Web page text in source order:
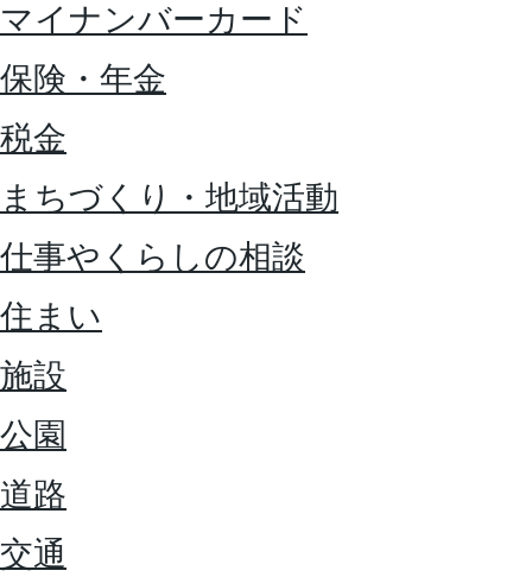
マイナンバーカード
保険・年金
税金
まちづくり・地域活動
仕事やくらしの相談
住まい
施設
公園
道路
交通